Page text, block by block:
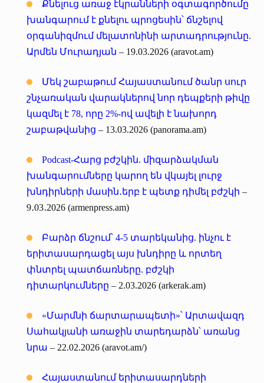
Քնելուց առաջ էկրանների օգտագործումը
խանգարում է քնելու պրոցեսին՝ ճնշելով
օրգանիզմում մելատոնինի արտադրությունը.
Արմեն Մուրադյան – 19.03.2026 (aravot.am)
Մեկ շաբաթում Հայաստանում ծանր սուր
շնչառական վարակներով նոր դեպքերի թիվը
կազմել է 78, որը 2%-ով ավելի է նախորդ
շաբաթվանից – 13.03.2026 (panorama.am)
Podcast-Հարց բժշկին. միզարձակման
խանգարումները կարող են վկայել լուրջ
խնդիրների մասին․երբ է պետք դիմել բժշկի –
9․03․2026 (armenpress.am)
Բարձր ճնշում՝ 4-5 տարեկանից. ինչու է
երիտասարդացել այս խնդիրը և որտեղ
փնտրել պատճառները. բժշկի
դիտարկումները – 2.03.2026 (arkerak.am)
«Մարմնի ճարտարապետի»՝ Արտավազդ
Սահակյանի առաջին տարեդարձն՝ առանց
նրա – 22.02.2026 (aravot.am/)
Հայաստանում երիտասարդների